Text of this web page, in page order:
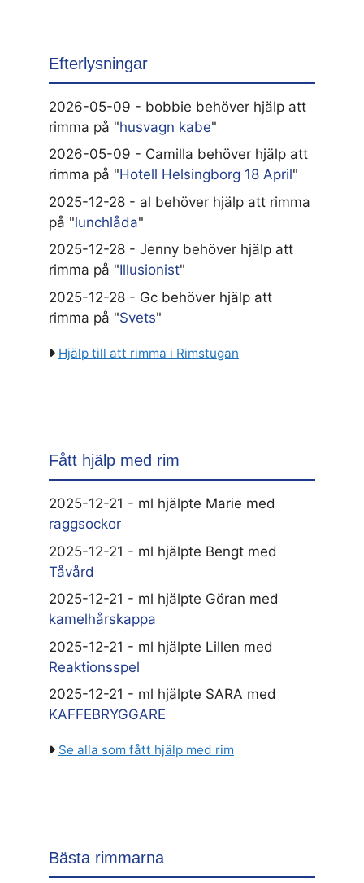
Efterlysningar
2026-05-09 - bobbie behöver hjälp att
rimma på "husvagn kabe"
2026-05-09 - Camilla behöver hjälp att
rimma på "Hotell Helsingborg 18 April"
2025-12-28 - al behöver hjälp att rimma
på "lunchlåda"
2025-12-28 - Jenny behöver hjälp att
rimma på "Illusionist"
2025-12-28 - Gc behöver hjälp att
rimma på "Svets"
Hjälp till att rimma i Rimstugan
Fått hjälp med rim
2025-12-21 - ml hjälpte Marie med
raggsockor
2025-12-21 - ml hjälpte Bengt med
Tåvård
2025-12-21 - ml hjälpte Göran med
kamelhårskappa
2025-12-21 - ml hjälpte Lillen med
Reaktionsspel
2025-12-21 - ml hjälpte SARA med
KAFFEBRYGGARE
Se alla som fått hjälp med rim
Bästa rimmarna